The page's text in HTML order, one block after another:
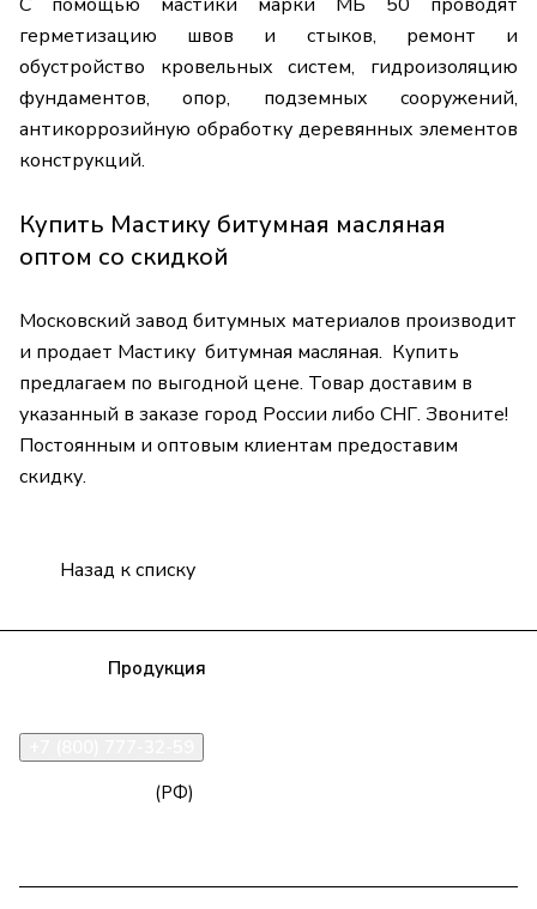
С помощью мастики марки МБ 50 проводят
герметизацию швов и стыков, ремонт и
обустройство кровельных систем, гидроизоляцию
фундаментов, опор, подземных сооружений,
антикоррозийную обработку деревянных элементов
конструкций.
Купить Мастику битумная масляная
оптом со скидкой
Московский завод битумных материалов производит
и продает Мастику битумная масляная. Купить
предлагаем по выгодной цене. Товар доставим в
указанный в заказе город России либо СНГ. Звоните!
Постоянным и оптовым клиентам предоставим
скидку.
Назад к списку
Продукция
(РФ)